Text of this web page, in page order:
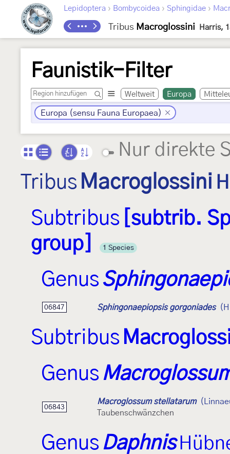
Lepidoptera › Bombycoidea › Sphingidae ›
Tribus Macroglossini Harris,
Faunistik-Filter
Weltweit Europa
Europa (sensu Fauna Europaea)
Nur direkte
Tribus Macroglossini
Subtribus [subtrib.
group]
1 Species
Genus
06847 Sphingonaepiopsis gorgoniades
Subtribus
Genus
06843
Macroglossum stellatarum
Taubenschwänzchen
Genus Daphnis